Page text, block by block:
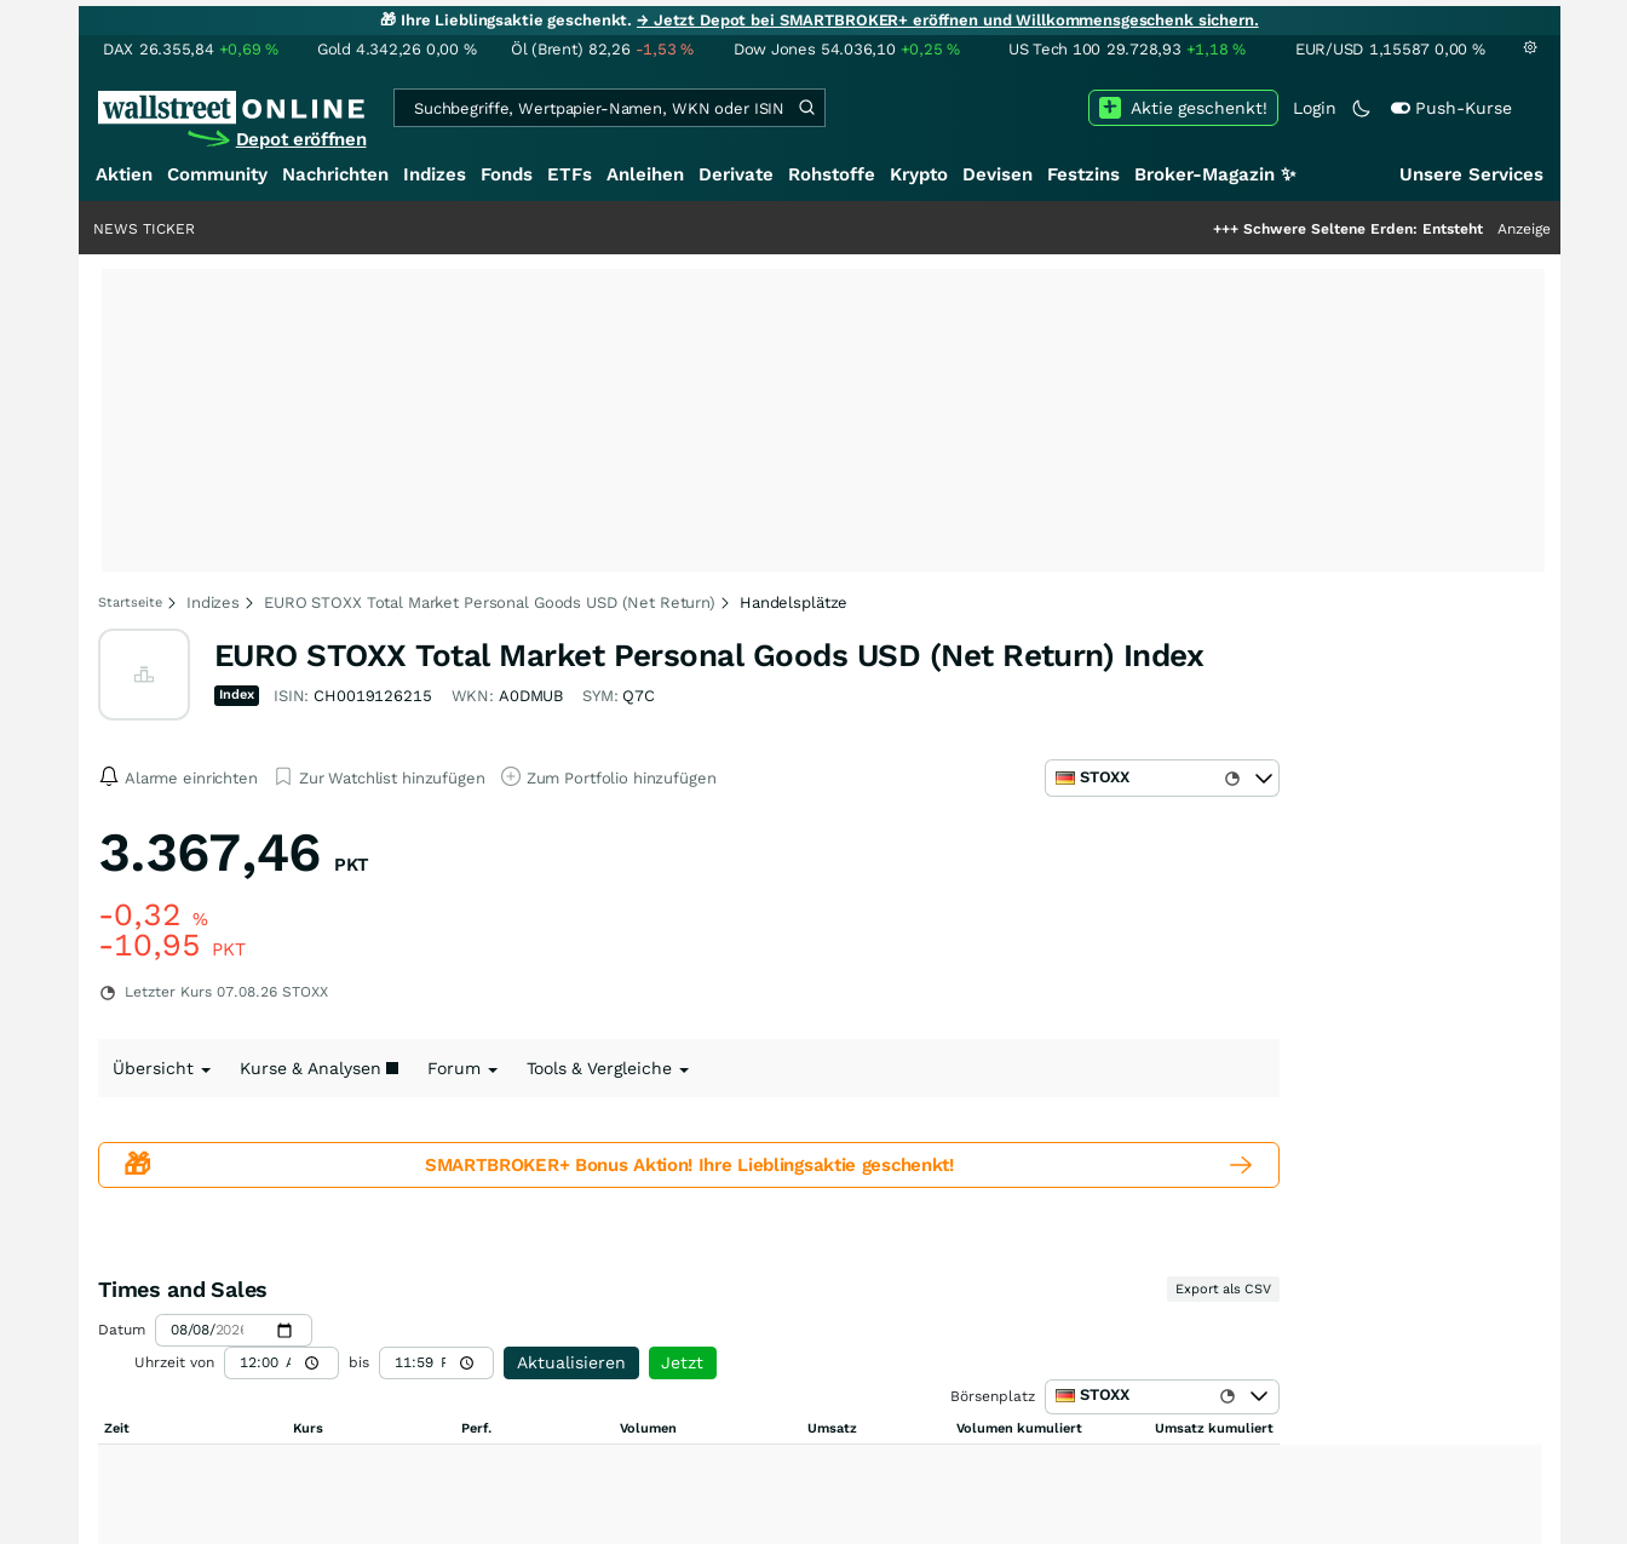
🎁 Ihre Lieblingsaktie geschenkt.→ Jetzt Depot bei SMARTBROKER+ eröffnen und Willkommensgeschenk sichern.
DAX 26.355,84 +0,69% Gold 4.342,26 0,00 % Öl (Brent) 82,26 -1,53% Dow Jones 54.036,10 +0,25% US Tech 100 29.728,93 +1,18% EUR/USD 1,15587 0,00 %
Depot eröffnen
Login Push-Kurse
Aktie geschenkt!
Aktien Community Nachrichten Indizes Fonds ETFs Anleihen Derivate Rohstoffe Krypto Devisen Festzins Broker-Magazin ✨ Unsere Services
Schwere Seltene Erden: Entsteht hier die nächste
Anzeige
NEWS TICKER
Startseite Indizes EURO STOXX Total Market Personal Goods USD (Net Return) Handelsplätze
EURO STOXX Total Market Personal Goods USD (Net Return) Index
Index ISIN: CH0019126215 WKN: A0DMUB SYM: Q7C
Alarme einrichten Zur Watchlist hinzufügen Zum Portfolio hinzufügen STOXX
3.367,46 PKT
-0,32 %
-10,95 PKT
Letzter Kurs 07.08.26 STOXX
Übersicht Kurse & Analysen Forum Tools & Vergleiche
🎁 SMARTBROKER+ Bonus Aktion! Ihre Lieblingsaktie geschenkt!
Times and Sales Export als CSV
Datum
Uhrzeit von
bis Aktualisieren Jetzt
Börsenplatz STOXX
Zeit Kurs Perf. Volumen Umsatz Volumen kumuliert Umsatz kumuliert